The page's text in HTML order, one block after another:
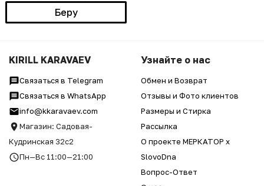
Беру
KIRILL KARAVAEV
Связаться в Telegram
Связаться в WhatsApp
info@kkaravaev.com
Магазин: Садовая-
Кудринская 32с2
Пн—Вс 11:00—21:00
Узнайте о нас
Обмен и Возврат
Отзывы и Фото клиентов
Размеры и Стирка
Рассылка
О проекте МЕРКАТОР x
SlovoDna
Вопрос-Ответ